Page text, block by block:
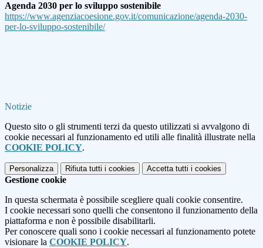
Agenda 2030 per lo sviluppo sostenibile
https://www.agenziacoesione.gov.it/comunicazione/agenda-2030-
per-lo-sviluppo-sostenibile/
Notizie
Questo sito o gli strumenti terzi da questo utilizzati si avvalgono di
cookie necessari al funzionamento ed utili alle finalità illustrate nella
COOKIE POLICY.
Personalizza Rifiuta tutti i cookies Accetta tutti i cookies
Gestione cookie
In questa schermata è possibile scegliere quali cookie consentire.
I cookie necessari sono quelli che consentono il funzionamento della
piattaforma e non è possibile disabilitarli.
Per conoscere quali sono i cookie necessari al funzionamento potete
visionare la COOKIE POLICY.